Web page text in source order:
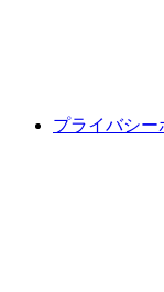
プライバシー